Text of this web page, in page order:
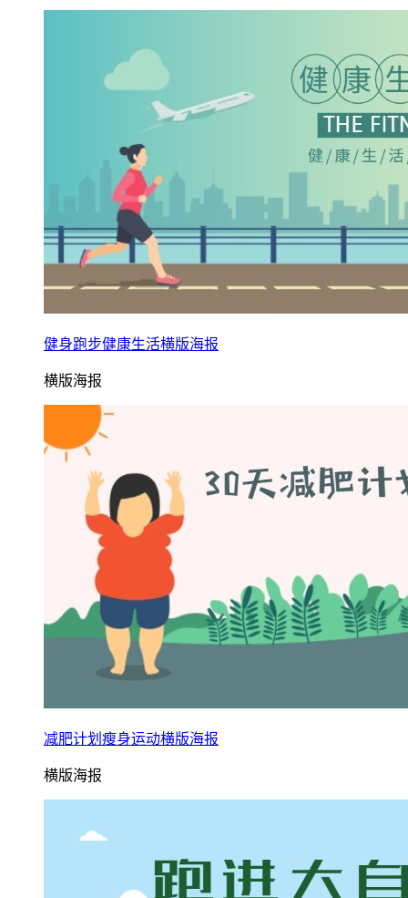
健身跑步健康生活横版海报
横版海报
减肥计划瘦身运动横版海报
横版海报